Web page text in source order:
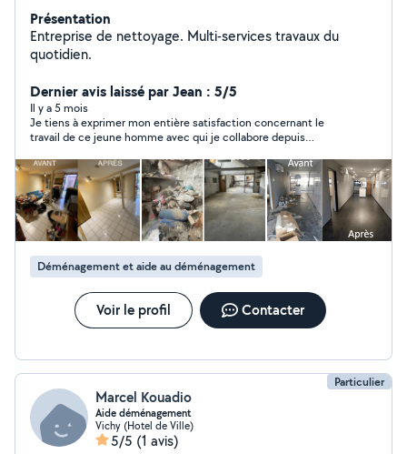
Présentation
Entreprise de nettoyage. Multi-services travaux du
quotidien.
Dernier avis laissé par Jean : 5/5
Il y a 5 mois
Je tiens à exprimer mon entière satisfaction concernant le
travail de ce jeune homme avec qui je collabore depuis
s’adapte facilement aux différentes tâches et environnements
de travail. Sa flexibilité et son professionnalisme sont des
atouts majeurs qui nous ont grandement aidés dans le bon
déroulement de mon chantier. C’est une personne fiable et
sérieuse sur qui l’on peut vraiment compter. Je recommande
Thibault à 200%.
Déménagement et aide au déménagement
Voir le profil Contacter
Particulier
Marcel Kouadio
Aide déménagement
Vichy (Hotel de Ville)
5/5 (1 avis)